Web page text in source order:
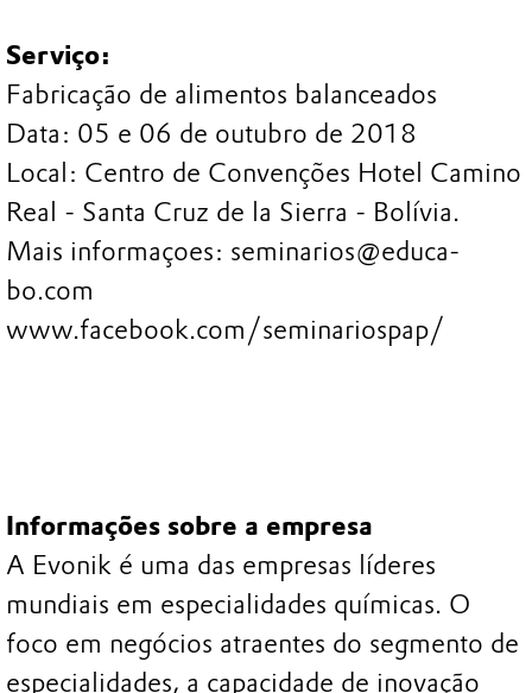
Serviço:
Fabricação de alimentos balanceados
Data: 05 e 06 de outubro de 2018
Local: Centro de Convenções Hotel Camino
Real - Santa Cruz de la Sierra - Bolívia.
Mais informaçoes: seminarios@educa-
bo.com
www.facebook.com/seminariospap/
Informações sobre a empresa
A Evonik é uma das empresas líderes
mundiais em especialidades químicas. O
foco em negócios atraentes do segmento de
especialidades, a capacidade de inovação